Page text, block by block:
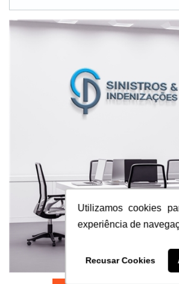
Utilizamos cookies
experiência de
Recusar Cookies